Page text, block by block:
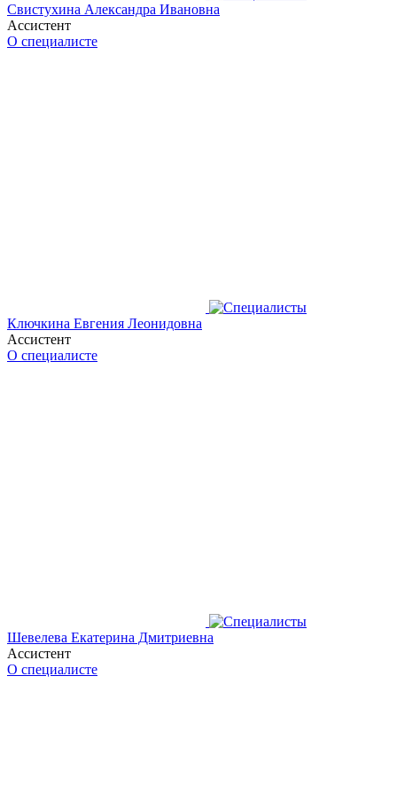
Свистухина Александра Ивановна
Ассистент
О специалисте
Ключкина Евгения Леонидовна
Ассистент
О специалисте
Шевелева Екатерина Дмитриевна
Ассистент
О специалисте